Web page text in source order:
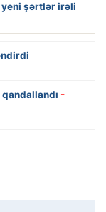
yeni şərtlər irəli
-